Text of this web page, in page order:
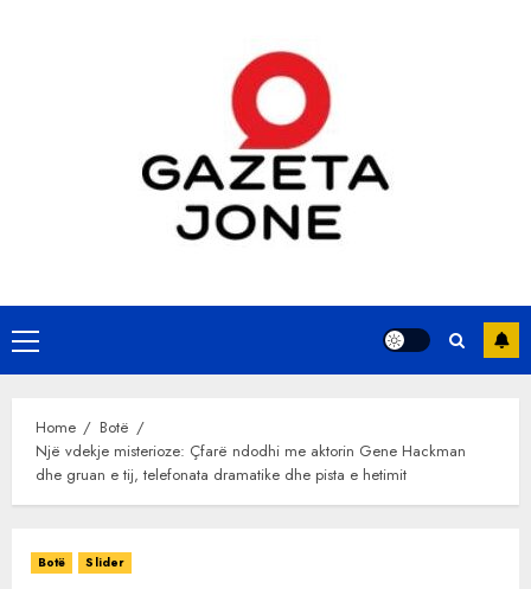
Primary
Menu
Home
Botë
Një vdekje misterioze: Çfarë ndodhi me aktorin Gene Hackman
dhe gruan e tij, telefonata dramatike dhe pista e hetimit
Botë Slider